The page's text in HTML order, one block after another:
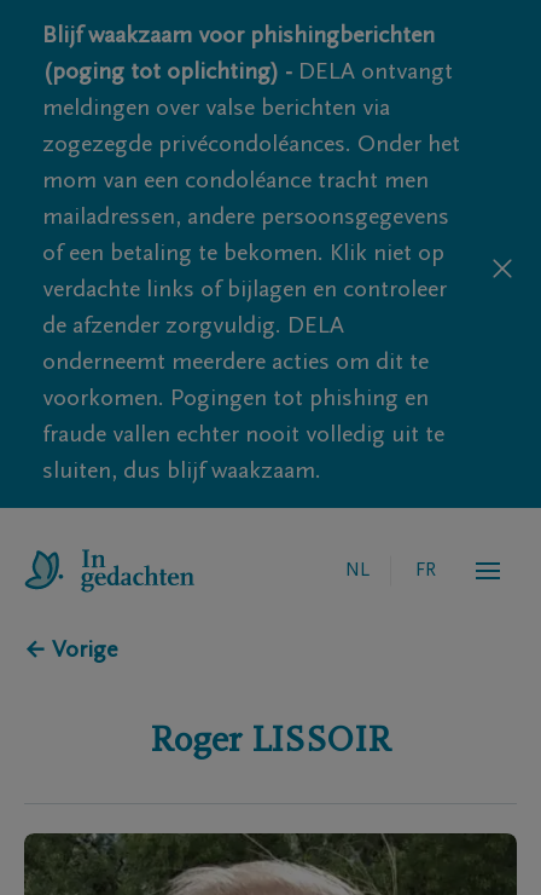
Blijf waakzaam voor phishingberichten
(poging tot oplichting) - DELA ontvangt
meldingen over valse berichten via
zogezegde privécondoléances. Onder het
mom van een condoléance tracht men
mailadressen, andere persoonsgegevens
of een betaling te bekomen. Klik niet op
verdachte links of bijlagen en controleer
de afzender zorgvuldig. DELA
onderneemt meerdere acties om dit te
voorkomen. Pogingen tot phishing en
fraude vallen echter nooit volledig uit te
sluiten, dus blijf waakzaam.
NL FR
← Vorige
Roger LISSOIR